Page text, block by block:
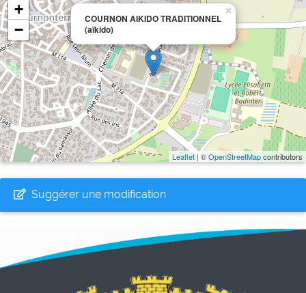
COURNON AIKIDO TRADITIONNEL
(aïkido)
×
+
−
Leaflet| ©OpenStreetMapcontributors
Suggérer une modification